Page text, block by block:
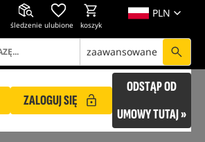
PLN
śledzenie ulubione koszyk
zaawansowane
ZALOGUJ SIĘ
ODSTĄP OD
UMOWY TUTAJ »